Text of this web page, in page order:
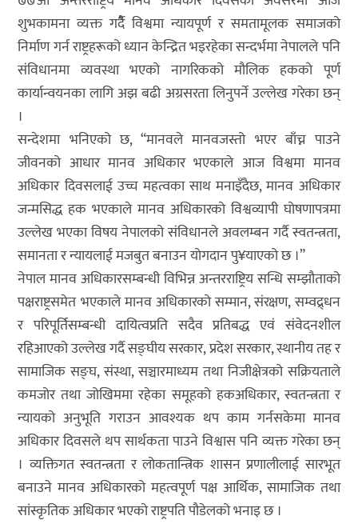
शुभकामना व्यक्त गर्दैै विश्वमा न्यायपूर्ण र समतामूलक समाजको
निर्माण गर्न राष्ट्रहरूको ध्यान केन्द्रित भइरहेका सन्दर्भमा नेपालले पनि
संविधानमा व्यवस्था भएको नागरिकको मौलिक हकको पूर्ण
कार्यान्वयनका लागि अझ बढी अग्रसरता लिनुपर्ने उल्लेख गरेका छन्
।
सन्देशमा भनिएको छ, “मानवले मानवजस्तो भएर बाँच्न पाउने
जीवनको आधार मानव अधिकार भएकाले आज विश्वमा मानव
अधिकार दिवसलाई उच्च महत्वका साथ मनाइँदैछ, मानव अधिकार
जन्मसिद्ध हक भएकाले मानव अधिकारको विश्वव्यापी घोषणापत्रमा
उल्लेख भएका विषय नेपालको संविधानले अवलम्बन गर्दै स्वतन्त्रता,
समानता र न्यायलाई मजबुत बनाउन योगदान पु¥याएको छ ।”
नेपाल मानव अधिकारसम्बन्धी विभिन्न अन्तरराष्ट्रिय सन्धि सम्झौताको
पक्षराष्ट्रसमेत भएकाले मानव अधिकारको सम्मान, संरक्षण, सम्वद्र्धन
र परिपूर्तिसम्बन्धी दायित्वप्रति सदैव प्रतिबद्ध एवं संवेदनशील
रहिआएको उल्लेख गर्दै सङ्घीय सरकार, प्रदेश सरकार, स्थानीय तह र
सामाजिक सङ्घ, संस्था, सञ्चारमाध्यम तथा निजीक्षेत्रको सक्रियताले
कमजोर तथा जोखिममा रहेका समूहको हकअधिकार, स्वतन्त्रता र
न्यायको अनुभूति गराउन आवश्यक थप काम गर्नसकेमा मानव
अधिकार दिवसले थप सार्थकता पाउने विश्वास पनि व्यक्त गरेका छन्
। व्यक्तिगत स्वतन्त्रता र लोकतान्त्रिक शासन प्रणालीलाई सारभूत
बनाउने मानव अधिकारको महत्वपूर्ण पक्ष आर्थिक, सामाजिक तथा
सांस्कृतिक अधिकार भएको राष्ट्रपति पौडेलको भनाइ छ ।